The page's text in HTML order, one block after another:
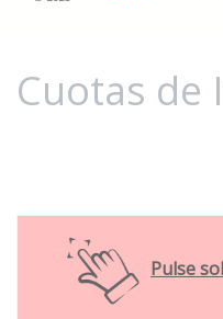
Cuotas de
Pulse